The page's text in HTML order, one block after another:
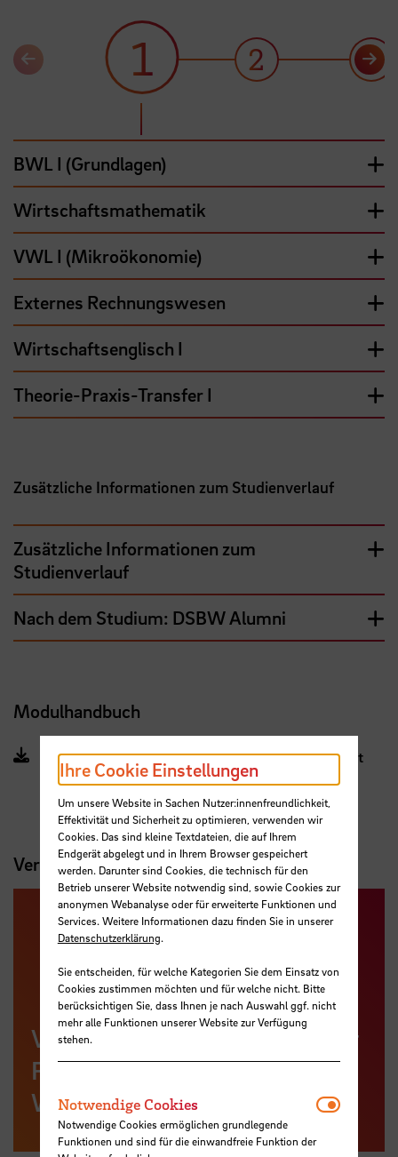
1 2 3
BWL I (Grundlagen)
Wirtschaftsmathematik
VWL I (Mikroökonomie)
Externes Rechnungswesen
Wirtschaftsenglisch I
Theorie-Praxis-Transfer I
Zusätzliche Informationen zum Studienverlauf
Zusätzliche Informationen zum
Studienverlauf
Nach dem Studium: DSBW Alumni
Modulhandbuch
Modulhandbuch DSBW (PDF, 1 MB, Datei ist nicht
barrierefrei)
Veranstaltungsverzeichnis
Veranstaltungsverzeichnis der
Fakultät
Wirtschaftswissenschaften
Ihre Cookie Einstellungen
Um unsere Website in Sachen Nutzer:innenfreundlichkeit,
Effektivität und Sicherheit zu optimieren, verwenden wir
Cookies. Das sind kleine Textdateien, die auf Ihrem
Endgerät abgelegt und in Ihrem Browser gespeichert
werden. Darunter sind Cookies, die technisch für den
Betrieb unserer Website notwendig sind, sowie Cookies zur
anonymen Webanalyse oder für erweiterte Funktionen und
Services. Weitere Informationen dazu finden Sie in unserer
Datenschutzerklärung.
Sie entscheiden, für welche Kategorien Sie dem Einsatz von
Cookies zustimmen möchten und für welche nicht. Bitte
berücksichtigen Sie, dass Ihnen je nach Auswahl ggf. nicht
mehr alle Funktionen unserer Website zur Verfügung
stehen.
Notwendige Cookies
Notwendige Cookies ermöglichen grundlegende
Funktionen und sind für die einwandfreie Funktion der